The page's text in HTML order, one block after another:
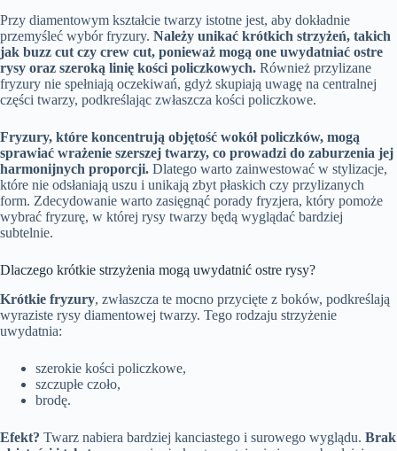
Przy diamentowym kształcie twarzy istotne jest, aby dokładnie
przemyśleć wybór fryzury. Należy unikać krótkich strzyżeń, takich
jak buzz cut czy crew cut, ponieważ mogą one uwydatniać ostre
rysy oraz szeroką linię kości policzkowych. Również przylizane
fryzury nie spełniają oczekiwań, gdyż skupiają uwagę na centralnej
części twarzy, podkreślając zwłaszcza kości policzkowe.
Fryzury, które koncentrują objętość wokół policzków, mogą
sprawiać wrażenie szerszej twarzy, co prowadzi do zaburzenia jej
harmonijnych proporcji. Dlatego warto zainwestować w stylizacje,
które nie odsłaniają uszu i unikają zbyt płaskich czy przylizanych
form. Zdecydowanie warto zasięgnąć porady fryzjera, który pomoże
wybrać fryzurę, w której rysy twarzy będą wyglądać bardziej
subtelnie.
Dlaczego krótkie strzyżenia mogą uwydatnić ostre rysy?
Krótkie fryzury, zwłaszcza te mocno przycięte z boków, podkreślają
wyraziste rysy diamentowej twarzy. Tego rodzaju strzyżenie
uwydatnia:
szerokie kości policzkowe,
szczupłe czoło,
brodę.
Efekt? Twarz nabiera bardziej kanciastego i surowego wyglądu. Brak